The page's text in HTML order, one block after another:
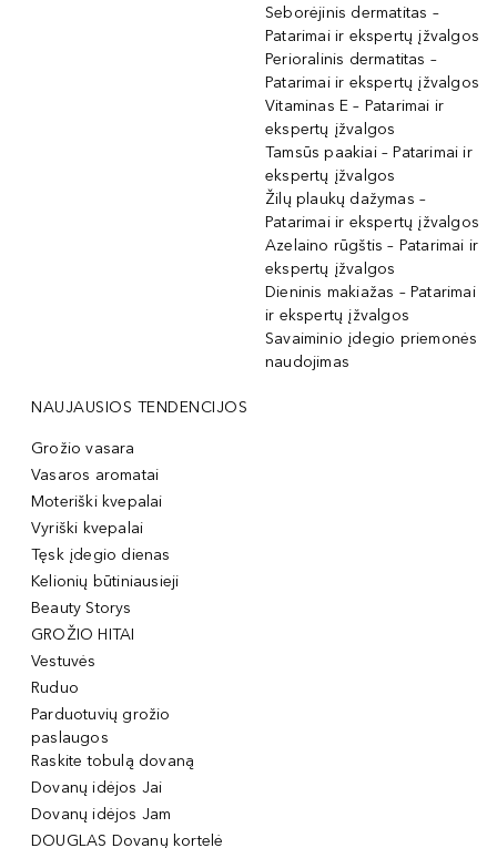
Seborėjinis dermatitas –
Patarimai ir ekspertų įžvalgos
Perioralinis dermatitas –
Patarimai ir ekspertų įžvalgos
Vitaminas E – Patarimai ir
ekspertų įžvalgos
Tamsūs paakiai – Patarimai ir
ekspertų įžvalgos
Žilų plaukų dažymas –
Patarimai ir ekspertų įžvalgos
Azelaino rūgštis – Patarimai ir
ekspertų įžvalgos
Dieninis makiažas – Patarimai
ir ekspertų įžvalgos
Savaiminio įdegio priemonės
naudojimas
NAUJAUSIOS TENDENCIJOS
Grožio vasara
Vasaros aromatai
Moteriški kvepalai
Vyriški kvepalai
Tęsk įdegio dienas
Kelionių būtiniausieji
Beauty Storys
GROŽIO HITAI
Vestuvės
Ruduo
Parduotuvių grožio
paslaugos
Raskite tobulą dovaną
Dovanų idėjos Jai
Dovanų idėjos Jam
DOUGLAS Dovanų kortelė